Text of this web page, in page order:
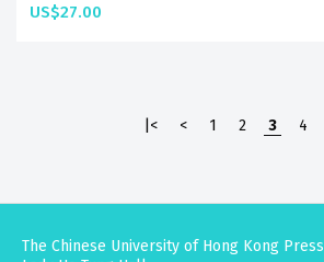
US$27.00
|<
< 1 2 3 4
The Chinese University of Hong Kong Press